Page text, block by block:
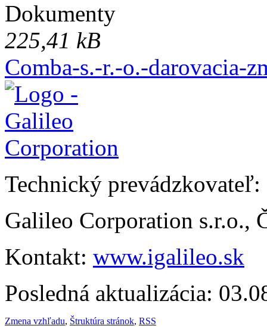
Dokumenty
225,41 kB
Comba-s.-r.-o.-darovacia-
Technický prevádzkovateľ:
Galileo Corporation s.r.o.,
Kontakt: www.igalileo.sk
Posledná aktualizácia:
Zmena vzhľadu, Štruktúra stránok, RSS